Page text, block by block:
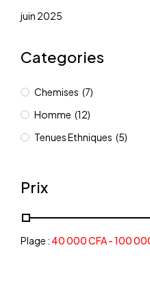
juin 2025
Categories
Chemises (7)
Homme (12)
Tenues Ethniques (5)
Prix
Plage : 40 000CFA-100